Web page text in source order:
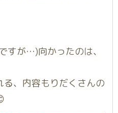
すが…)向かったのは、
、内容もりだくさんの